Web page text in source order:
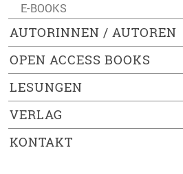
E-BOOKS
AUTORINNEN / AUTOREN
OPEN ACCESS BOOKS
LESUNGEN
VERLAG
KONTAKT